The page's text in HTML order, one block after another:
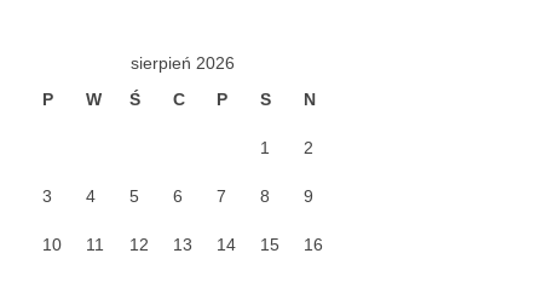
Galerie 2026
sierpień 2026
P
W Ś C P S N
1 2
3 4 5 6 7 8 9
10 11 12 13 14 15 16